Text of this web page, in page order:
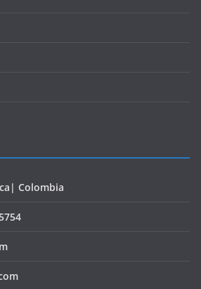
Colombia